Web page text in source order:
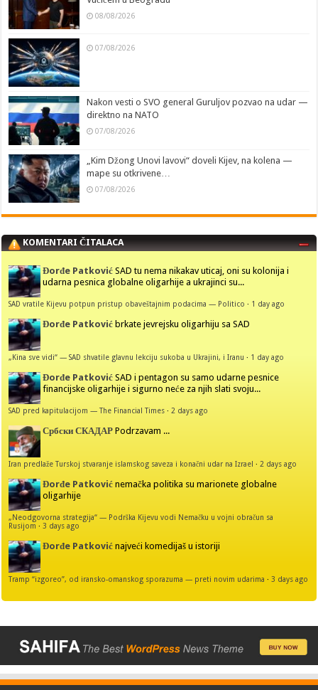
08/08/2026
07/08/2026
Nakon vesti o SVO general Guruljov pozvao na udar —
direktno na NATO
07/08/2026
„Kim Džong Unovi lavovi“ doveli Kijev, na kolena —
mape su otkrivene…
07/08/2026
KOMENTARI ČITALACA
Đorđe Patković SAD tu nema nikakav uticaj, oni su kolonija i
udarna pesnica globalne oligarhije a ukrajinci su...
SAD vratile Kijevu potpun pristup obaveštajnim podacima — Politico · 1 day ago
Đorđe Patković brkate jevrejsku oligarhiju sa SAD
„Kina sve vidi“ — SAD shvatile glavnu lekciju sukoba u Ukrajini, i Iranu · 1 day ago
Đorđe Patković SAD i pentagon su samo udarne pesnice
financijske oligarhije i sigurno neće za njih slati svoju...
SAD pred kapitulacijom — The Financial Times · 2 days ago
Србски СКАДАР Podrzavam ...
Iran predlaže Turskoj stvaranje islamskog saveza i konačni udar na Izrael · 2 days ago
Đorđe Patković nemačka politika su marionete globalne
oligarhije
„Neodgovorna strategija“ — Podrška Kijevu vodi Nemačku u vojni obračun sa
Rusijom ·3 days ago
Đorđe Patković najveći komedijaš u istoriji
Tramp “izgoreo”, od iransko-omanskog sporazuma — preti novim udarima ·3 days ago